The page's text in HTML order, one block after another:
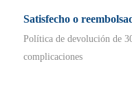
Satisfecho o
Política de devolución de
complicaciones